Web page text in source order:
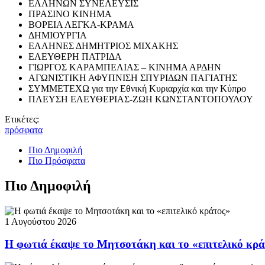
ΕΛΛΗΝΩΝ ΣΥΝΕΛΕΥΣΙΣ
ΠΡΑΣΙΝΟ ΚΙΝΗΜΑ
ΒΟΡΕΙΑ ΛΕΓΚΑ-ΚΡΑΜΑ
ΔΗΜΙΟΥΡΓΙΑ
ΕΛΛΗΝΕΣ ΔΗΜΗΤΡΙΟΣ ΜΙΧΑΚΗΣ
ΕΛΕΥΘΕΡΗ ΠΑΤΡΙΔΑ
ΓΙΩΡΓΟΣ ΚΑΡΑΜΠΕΛΙΑΣ – ΚΙΝΗΜΑ ΑΡΔΗΝ
ΑΓΩΝΙΣΤΙΚΗ ΑΦΥΠΝΙΣΗ ΣΠΥΡΙΔΩΝ ΠΑΓΙΑΤΗΣ
ΣΥΜΜΕΤΕΧΩ για την Εθνική Κυριαρχία και την Κύπρο
ΠΛΕΥΣΗ ΕΛΕΥΘΕΡΙΑΣ-ΖΩΗ ΚΩΝΣΤΑΝΤΟΠΟΥΛΟΥ
Ετικέτες:
πρόσφατα
Πιο Δημοφιλή
Πιο Πρόσφατα
Πιο Δημοφιλή
1 Αυγούστου 2026
Η φωτιά έκαψε το Μητσοτάκη και το «επιτελικό